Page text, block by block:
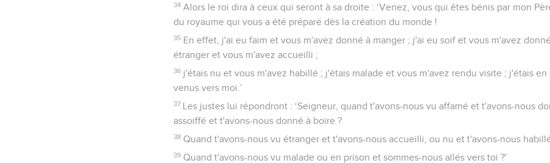
34 Alors le roi dira à ceux qui seront à sa droite : ‘Venez, vous qui êtes bénis par mon
du royaume qui vous a été préparé dès la création du monde !
35 En effet, j'ai eu faim et vous m'avez donné à manger ; j'ai eu soif et vous m'avez
étranger et vous m'avez accueilli ;
36 j'étais nu et vous m'avez habillé ; j'étais malade et vous m'avez rendu visite ; j'étais
venus vers moi.’
37 Les justes lui répondront : ‘Seigneur, quand t'avons-nous vu affamé et t'avons-nous
assoiffé et t'avons-nous donné à boire ?
38 Quand t'avons-nous vu étranger et t'avons-nous accueilli, ou nu et t'avons-nous
39 Quand t'avons-nous vu malade ou en prison et sommes-nous allés vers toi ?’